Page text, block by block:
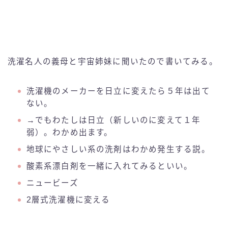
洗濯名人の義母と宇宙姉妹に聞いたので書いてみる。
洗濯機のメーカーを日立に変えたら５年は出て
ない。
→でもわたしは日立（新しいのに変えて１年
弱）。わかめ出ます。
地球にやさしい系の洗剤はわかめ発生する説。
酸素系漂白剤を一緒に入れてみるといい。
ニュービーズ
2層式洗濯機に変える